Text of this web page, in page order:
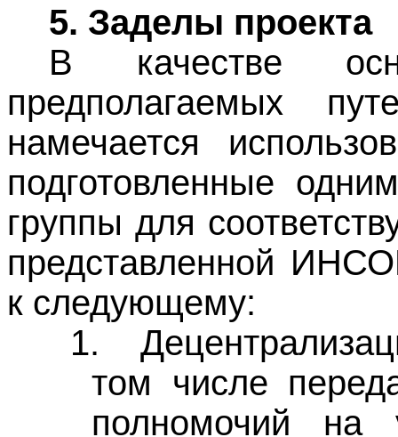
5. Заделы проекта
В качестве
предполагаемых
намечается
подготовленные
группы для
представленной
к следующему:
1.
том числе
полномочий на